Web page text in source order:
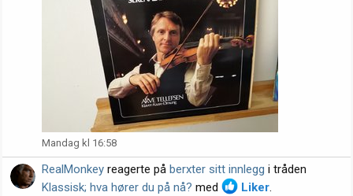
Mandag kl 16:58
RealMonkey reagerte på berxter sitt innlegg i tråden
Klassisk; hva hører du på nå? med Liker.